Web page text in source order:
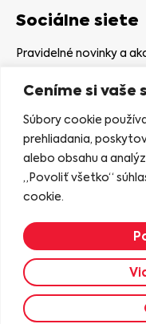
Ceníme si vaše
Súbory cookie
prehliadania,
alebo obsahu a
„Povoliť všetko“
cookie.
Sociálne siete
Pravidelné novinky a
Kamenná
Nám. gen. Štefaníka 7
06401 Stará Ľubovňa
Zobraziť na
2023 © KASIANA